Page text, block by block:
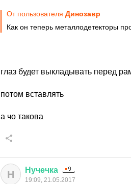
От пользователя Динозавp
Как он теперь металлодетекторы
глаз будет выкладывать перед
потом вставлять
а чо такова
Н Нучечка
19:09, 21.05.2017